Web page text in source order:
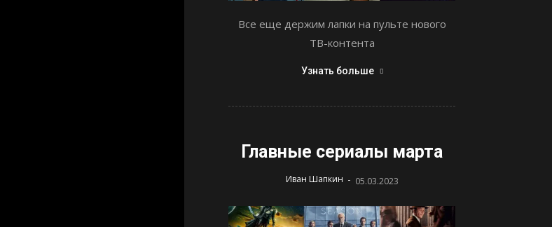
Все еще держим лапки на пульте нового
ТВ-контента
Узнать больше
Главные сериалы марта
Иван Шапкин - 05.03.2023